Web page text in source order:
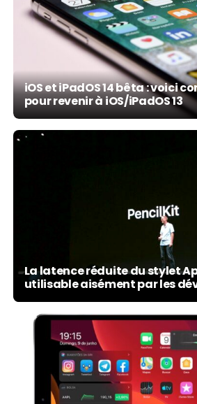
iOS et iPadOS 14 bêta : voici
pour revenir à iOS/iPadOS 13
La latence réduite du stylet
utilisable aisément par les